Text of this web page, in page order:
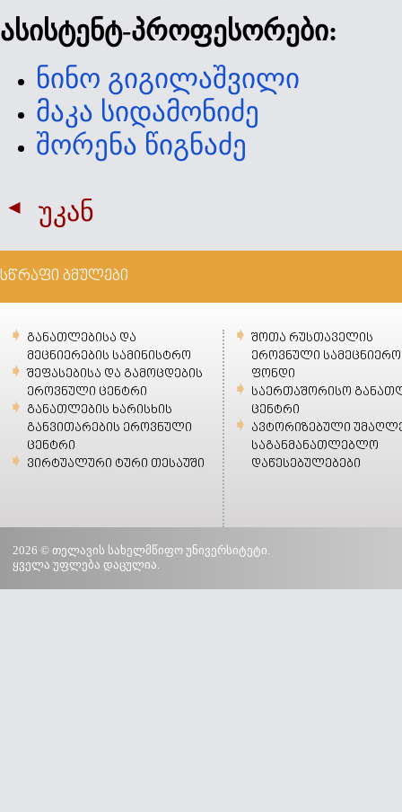
ასისტენტ-პროფესორები:
ნინო გიგილაშვილი
მაკა სიდამონიძე
შორენა წიგნაძე
უკან
სწრაფი ბმულები
განათლებისა და
მეცნიერების სამინისტრო
შეფასებისა და გამოცდების
ეროვნული ცენტრი
განათლების ხარისხის
განვითარების ეროვნული
ცენტრი
ვირტუალური ტური თესაუში
შოთა რუსთაველის
ეროვნული სამეცნიერო
ფონდი
საერთაშორისო
ცენტრი
ავტორიზებული
საგანმანათლებლო
დაწესებულებები
2026 © თელავის სახელმწიფო უნივერსიტეტი.
ყველა უფლება დაცულია.